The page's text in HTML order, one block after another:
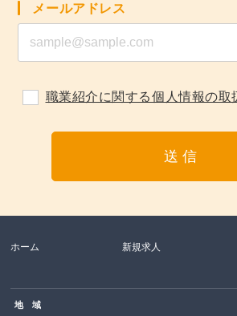
メールアドレス
職業紹介に関する個人情報の取
ホーム 新規求人
地 域